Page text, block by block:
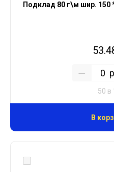
Подклад 80 г\м шир. 150
50 в
В